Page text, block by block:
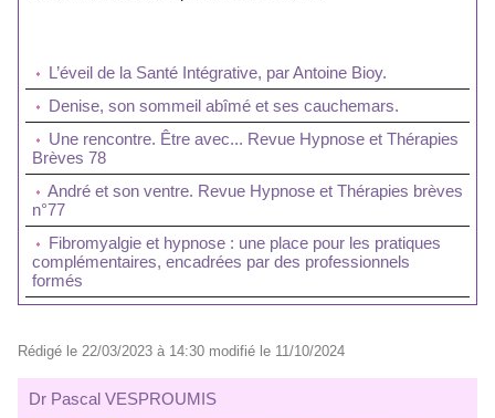
L’éveil de la Santé Intégrative, par Antoine Bioy.
Denise, son sommeil abîmé et ses cauchemars.
Une rencontre. Être avec... Revue Hypnose et Thérapies
Brèves 78
André et son ventre. Revue Hypnose et Thérapies brèves
n°77
Fibromyalgie et hypnose : une place pour les pratiques
complémentaires, encadrées par des professionnels
formés
Rédigé le 22/03/2023 à 14:30 modifié le 11/10/2024
Dr Pascal VESPROUMIS